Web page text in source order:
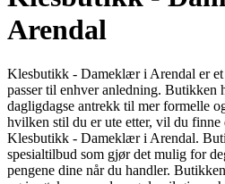
Arendal
Klesbutikk - Dameklær i Arendal er
passer til enhver anledning. Butikken
dagligdagse antrekk til mer formelle
hvilken stil du er ute etter, vil du finne
Klesbutikk - Dameklær i Arendal.
spesialtilbud som gjør det mulig for
pengene dine når du handler.